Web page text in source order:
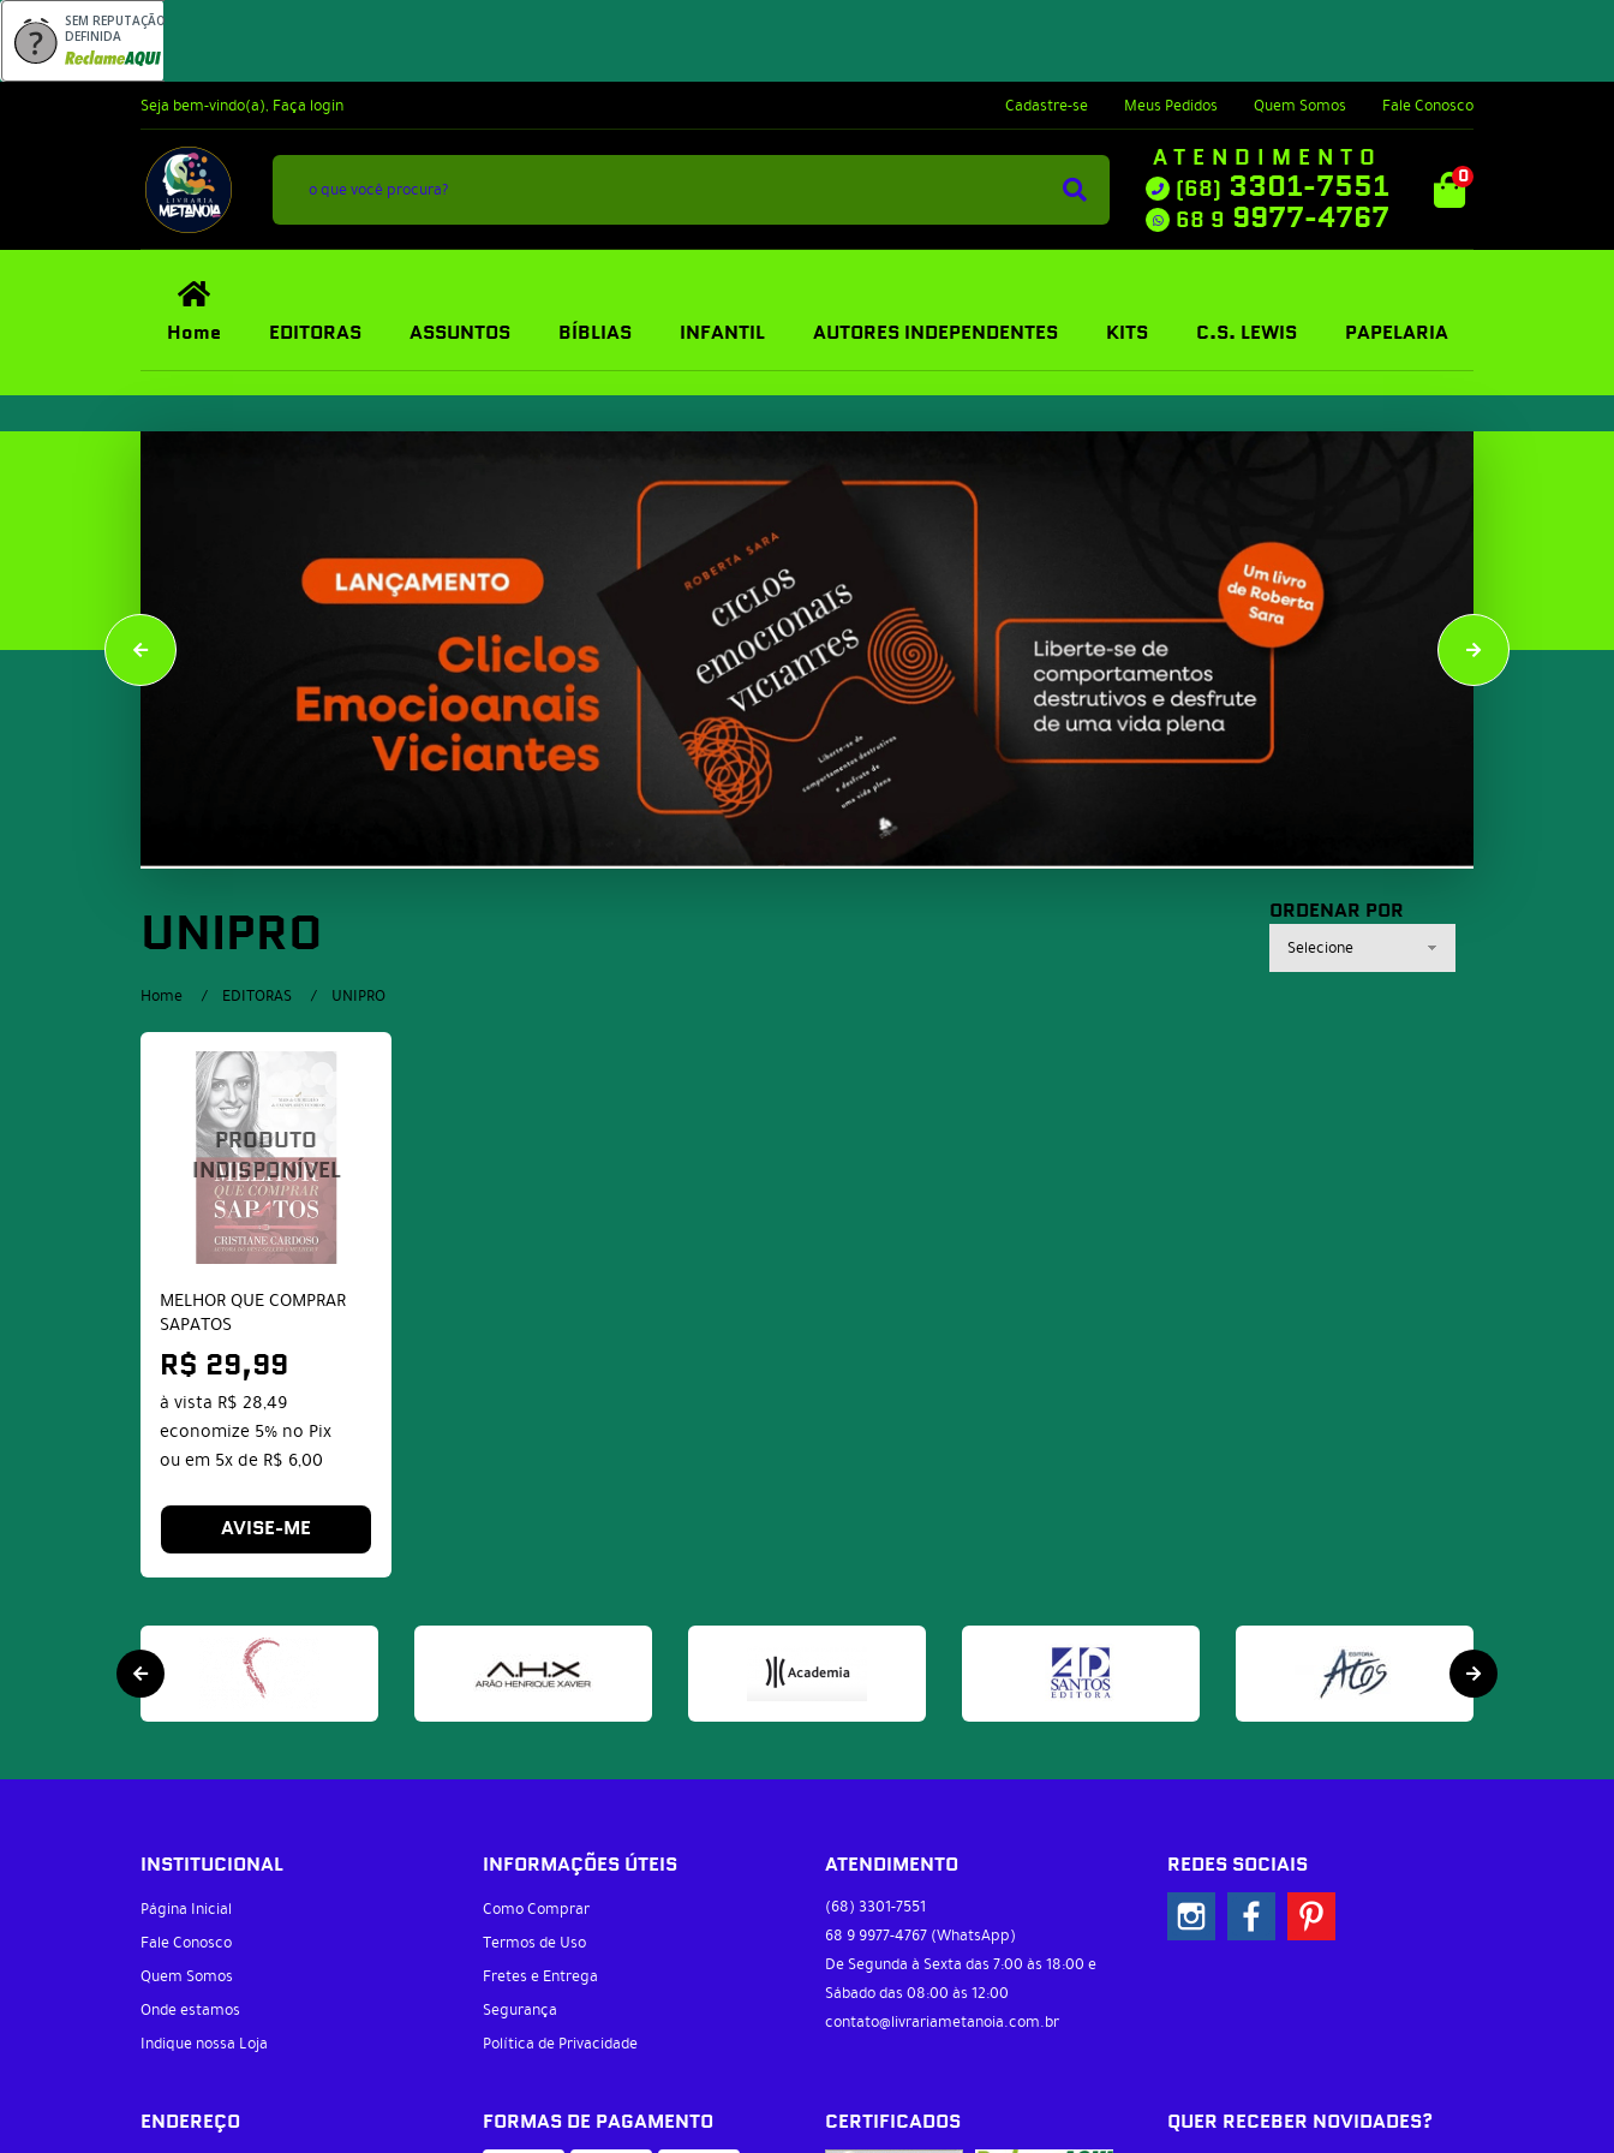
SEM REPUTAÇÃO
DEFINIDA
Seja bem-vindo(a), Faça login Cadastre-se Meus Pedidos Quem Somos Fale Conosco
ATENDIMENTO
(68) 3301-7551
68 9 9977-4767
0
Home EDITORAS ASSUNTOS BÍBLIAS INFANTIL AUTORES INDEPENDENTES KITS C.S. LEWIS PAPELARIA
UNIPRO
Home EDITORAS UNIPRO
ORDENAR POR
Selecione
MELHOR QUE COMPRAR
SAPATOS
R$ 29,99
à vista R$ 28,49
economize 5% no Pix
ou em 5xde R$ 6,00
AVISE-ME
INSTITUCIONAL
Página Inicial
Fale Conosco
Quem Somos
Onde estamos
Indique nossa Loja
INFORMAÇÕES ÚTEIS
Como Comprar
Termos de Uso
Fretes e Entrega
Segurança
Política de Privacidade
ATENDIMENTO
(68) 3301-7551
68 9 9977-4767 (WhatsApp)
De Segunda à Sexta das 7:00 às 18:00 e
Sábado das 08:00 às 12:00
contato@livrariametanoia.com.br
REDES SOCIAIS
ENDEREÇO FORMAS DE PAGAMENTO CERTIFICADOS QUER RECEBER NOVIDADES?